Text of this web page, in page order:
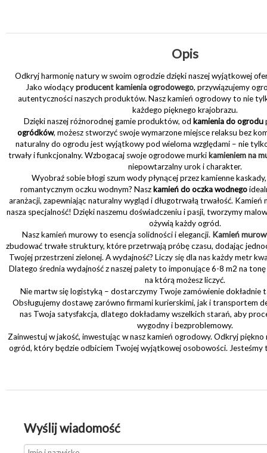
Opis
Odkryj harmonię natury w swoim ogrodzie dzięki naszej wyjątkowej
Jako wiodącyproducent kamienia ogrodowego, przywiązujemy
autentyczności naszych produktów. Nasz kamień ogrodowy to nie
każdego pięknego krajobrazu.
Dzięki naszej różnorodnej gamie produktów, od kamienia do ogrodu
ogródków, możesz stworzyć swoje wymarzone miejsce relaksu bez
naturalny do ogrodu jest wyjątkowy pod wieloma względami – nie
trwały i funkcjonalny. Wzbogacaj swoje ogrodowe murki kamieniem na
niepowtarzalny urok i charakter.
Wyobraź sobie błogi szum wody płynącej przez kamienne
romantycznym oczku wodnym? Naszkamień do oczka wodnego
aranżacji, zapewniając naturalny wygląd i długotrwałą trwałość. Kamień
nasza specjalność! Dzięki naszemu doświadczeniu i pasji, tworzymy
ożywią każdy ogród.
Nasz kamień murowy to esencja solidności i elegancji. Kamień
zbudować trwałe struktury, które przetrwają próbę czasu, dodając
Twojej przestrzeni zielonej. A wydajność? Liczy się dla nas każdy metr
Dlatego średnia wydajność z naszej palety to imponujące 6-8 m2 na
na którą możesz liczyć.
Nie martw się logistyką – dostarczymy Twoje zamówienie dokładnie
Obsługujemy dostawę zarówno firmami kurierskimi, jak i transportem
nas Twoja satysfakcja, dlatego dokładamy wszelkich starań, aby
wygodny i bezproblemowy.
Zainwestuj w jakość, inwestując w nasz kamień ogrodowy. Odkryj
ogród, który będzie odbiciem Twojej wyjątkowej osobowości. Jesteśmy
Wyślij wiadomość